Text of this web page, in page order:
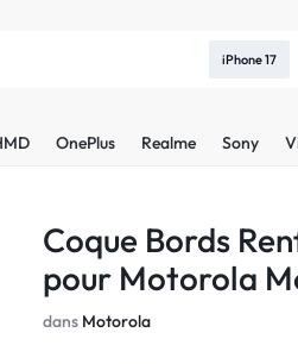
iPhone 17
OnePlus Realme Sony
Coque Bords
pour Motorola
dans Motorola